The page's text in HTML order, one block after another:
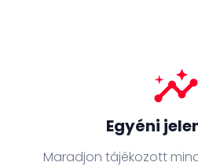
insights
Egyéni
Maradjon tájékozott